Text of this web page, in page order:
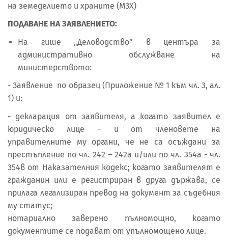
на земеделието и храните (МЗХ)
ПОДАВАНЕ НА ЗАЯВЛЕНИЕТО:
На гише „Деловодство” в центъра за
административно обслужване на
министерството:
- Заявление по образец (Приложение № 1 към чл. 3, ал.
1) и:
- декларация от заявителя, а когато заявител е
юридическо лице – и от членовете на
управителните му органи, че не са осъждани за
престъпление по чл. 242 – 242а и/или по чл. 354а - чл.
354в от Наказателния кодекс; когато заявителят е
гражданин или е регистриран в друга държава, се
прилага легализиран превод на документ за съдебния
му статус;
нотариално заверено пълномощно, когато
документите се подават от упълномощено лице.